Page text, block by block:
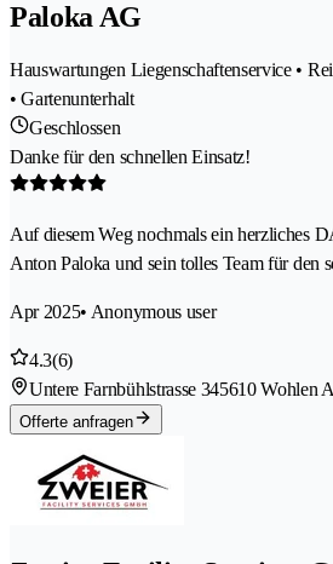
Paloka AG
Hauswartungen Liegenschaftenservice •
• Gartenunterhalt
Geschlossen
Danke für den schnellen Einsatz!
Auf diesem Weg nochmals ein herzliches
Anton Paloka und sein tolles Team für den
Apr 2025• Anonymous user
4.3(6)
Untere Farnbühlstrasse 345610 Wohlen
Offerte anfragen